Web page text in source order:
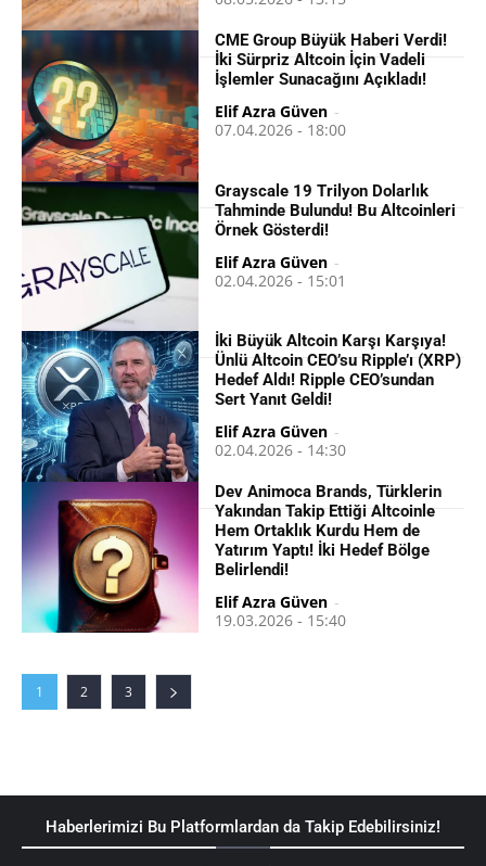
CME Group Büyük Haberi Verdi!
İki Sürpriz Altcoin İçin Vadeli
İşlemler Sunacağını Açıkladı!
Elif Azra Güven -
07.04.2026 - 18:00
Grayscale 19 Trilyon Dolarlık
Tahminde Bulundu! Bu Altcoinleri
Örnek Gösterdi!
Elif Azra Güven -
02.04.2026 - 15:01
İki Büyük Altcoin Karşı Karşıya!
Ünlü Altcoin CEO’su Ripple’ı (XRP)
Hedef Aldı! Ripple CEO’sundan
Sert Yanıt Geldi!
Elif Azra Güven -
02.04.2026 - 14:30
Dev Animoca Brands, Türklerin
Yakından Takip Ettiği Altcoinle
Hem Ortaklık Kurdu Hem de
Yatırım Yaptı! İki Hedef Bölge
Belirlendi!
Elif Azra Güven -
19.03.2026 - 15:40
1 2 3
Haberlerimizi Bu Platformlardan da Takip Edebilirsiniz!